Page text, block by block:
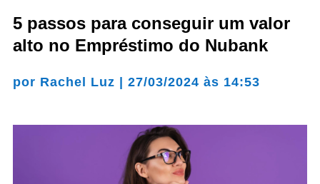
5 passos para conseguir um valor
alto no Empréstimo do Nubank
por Rachel Luz 27/03/2024 às 14:53